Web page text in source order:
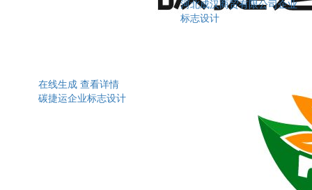
在线生成 查看详情
碳捷运企业标志设计
河北成汉商贸有限公司企业
标志设计